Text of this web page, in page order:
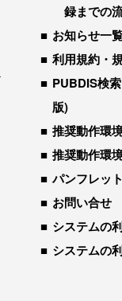
録までの
お知らせ一
利用規約・
PUBDIS検
版)
推奨動作環
推奨動作環
パンフレット
お問い合せ
システムの
システムの